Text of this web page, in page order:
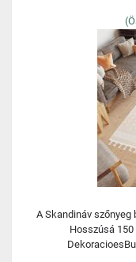
A Skandináv szőnyeg
Hosszúsá